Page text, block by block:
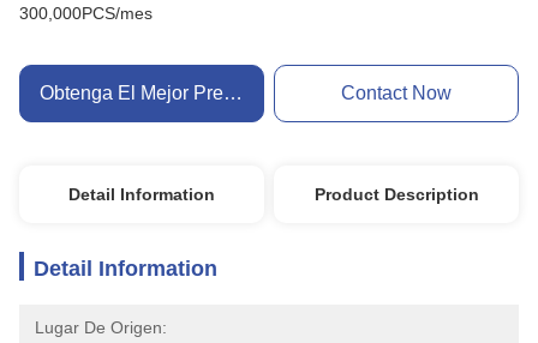
300,000PCS/mes
Obtenga El Mejor Precio Contact Now
Detail Information Product Description
Detail Information
Lugar De Origen: